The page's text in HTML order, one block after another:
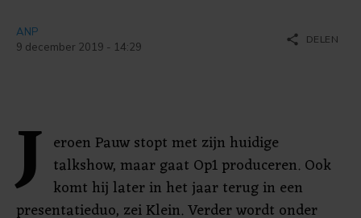
ANP
9 december 2019 - 14:29
share DELEN
J eroen Pauw stopt met zijn huidige
talkshow, maar gaat Op1 produceren. Ook
komt hij later in het jaar terug in een
presentatieduo, zei Klein. Verder wordt onder